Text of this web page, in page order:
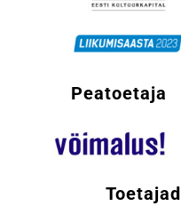
Peatoetaja
Toetajad